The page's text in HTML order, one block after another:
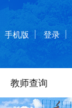
手机版 登录
教师查询